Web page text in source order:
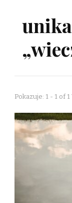
Pokazuje: 1 - 1 of